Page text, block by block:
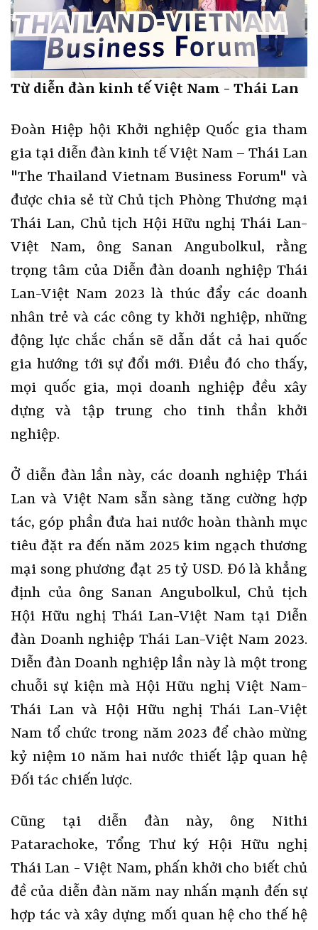
Từ diễn đàn kinh tế Việt Nam - Thái Lan
Đoàn Hiệp hội Khởi nghiệp Quốc gia tham
gia tại diễn đàn kinh tế Việt Nam – Thái Lan
"The Thailand Vietnam Business Forum" và
được chia sẻ từ Chủ tịch Phòng Thương mại
Thái Lan, Chủ tịch Hội Hữu nghị Thái Lan-
Việt Nam, ông Sanan Angubolkul, rằng
trọng tâm của Diễn đàn doanh nghiệp Thái
Lan-Việt Nam 2023 là thúc đẩy các doanh
nhân trẻ và các công ty khởi nghiệp, những
động lực chắc chắn sẽ dẫn dắt cả hai quốc
gia hướng tới sự đổi mới. Điều đó cho thấy,
mọi quốc gia, mọi doanh nghiệp đều xây
dựng và tập trung cho tinh thần khởi
nghiệp.
Ở diễn đàn lần này, các doanh nghiệp Thái
Lan và Việt Nam sẵn sàng tăng cường hợp
tác, góp phần đưa hai nước hoàn thành mục
tiêu đặt ra đến năm 2025 kim ngạch thương
mại song phương đạt 25 tỷ USD. Đó là khẳng
định của ông Sanan Angubolkul, Chủ tịch
Hội Hữu nghị Thái Lan-Việt Nam tại Diễn
đàn Doanh nghiệp Thái Lan-Việt Nam 2023.
Diễn đàn Doanh nghiệp lần này là một trong
chuỗi sự kiện mà Hội Hữu nghị Việt Nam-
Thái Lan và Hội Hữu nghị Thái Lan-Việt
Nam tổ chức trong năm 2023 để chào mừng
kỷ niệm 10 năm hai nước thiết lập quan hệ
Đối tác chiến lược.
Cũng tại diễn đàn này, ông Nithi
Patarachoke, Tổng Thư ký Hội Hữu nghị
Thái Lan - Việt Nam, phấn khởi cho biết chủ
đề của diễn đàn năm nay nhấn mạnh đến sự
hợp tác và xây dựng mối quan hệ cho thế hệ